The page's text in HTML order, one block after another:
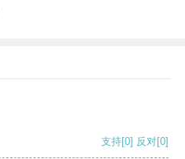
支持[0] 反对[0]